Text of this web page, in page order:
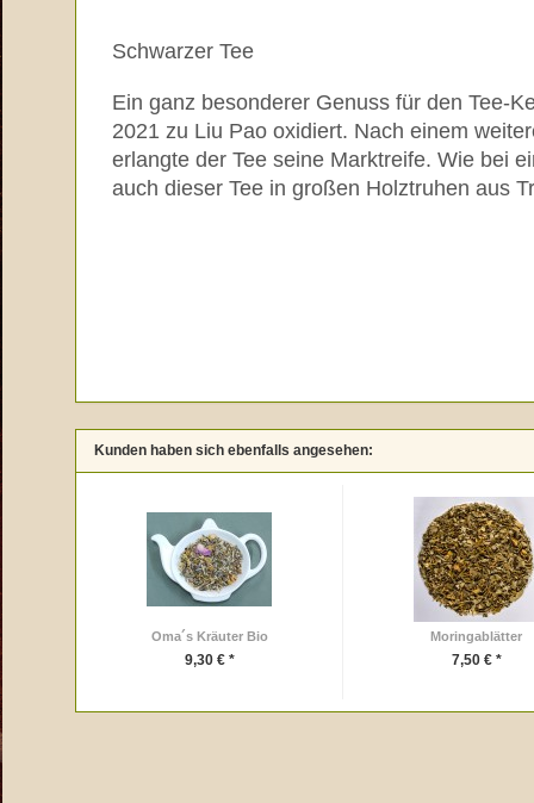
Schwarzer Tee
Ein ganz besonderer Genuss für den Tee-
2021 zu Liu Pao oxidiert. Nach einem
erlangte der Tee seine Marktreife. Wie bei
auch dieser Tee in großen Holztruhen aus
Kunden haben sich ebenfalls angesehen:
Oma´s Kräuter Bio
9,30 € *
Moringablätter
7,50 € *